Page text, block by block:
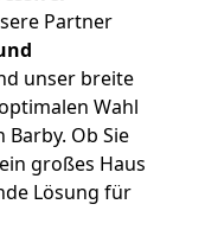
Partner
unser breite
Wahl
Ob Sie
großes Haus
Lösung für